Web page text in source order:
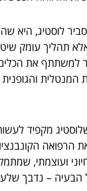
לוסטיג, היא
תהליך עומק
למשתתף את
המנטלית
מקפיד
הרפואה
ועוצמתי,
הבעיה – נדבך